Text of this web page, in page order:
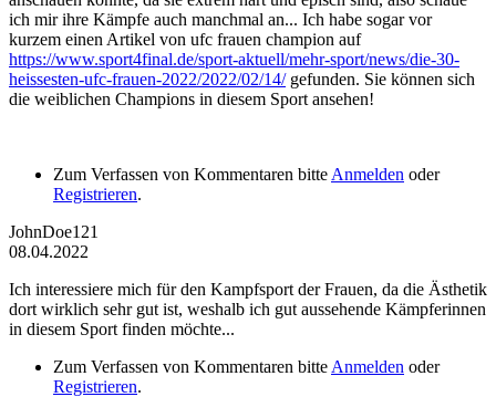
ich mir ihre Kämpfe auch manchmal an... Ich habe sogar vor
kurzem einen Artikel von ufc frauen champion auf
https://www.sport4final.de/sport-aktuell/mehr-sport/news/die-30-
heissesten-ufc-frauen-2022/2022/02/14/gefunden. Sie können sich
die weiblichen Champions in diesem Sport ansehen!
Zum Verfassen von Kommentaren bitte Anmelden oder
Registrieren.
JohnDoe121
08.04.2022
Ich interessiere mich für den Kampfsport der Frauen, da die Ästhetik
dort wirklich sehr gut ist, weshalb ich gut aussehende Kämpferinnen
in diesem Sport finden möchte...
Zum Verfassen von Kommentaren bitte Anmelden oder
Registrieren.